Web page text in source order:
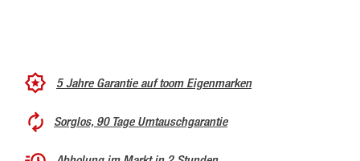
5 Jahre Garantie auf toom Eigenmarken
Sorglos, 90 Tage Umtauschgarantie